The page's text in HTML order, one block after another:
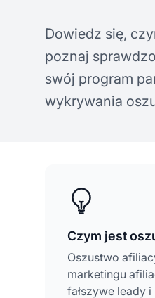
Dowiedz się,
poznaj
swój program
wykrywania
Czym jest
Oszustwo
marketingu
fałszywe leady